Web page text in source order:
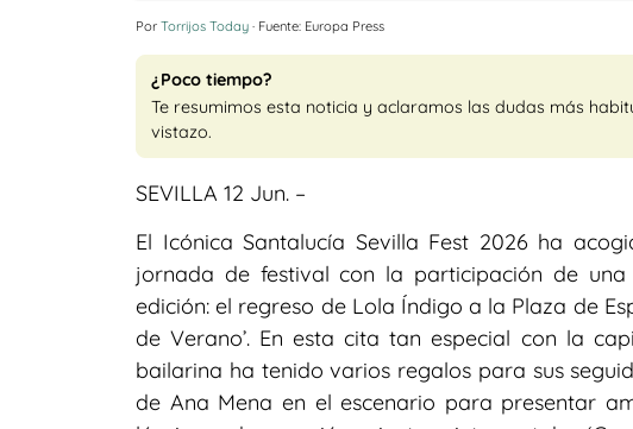
Por Torrijos Today · Fuente: Europa Press
¿Poco tiempo?
Te resumimos esta noticia y aclaramos las dudas más
vistazo.
SEVILLA 12 Jun. –
El Icónica Santalucía Sevilla Fest 2026 ha
jornada de festival con la participación de
edición: el regreso de Lola Índigo a la Plaza de
de Verano’. En esta cita tan especial con la
bailarina ha tenido varios regalos para sus
de Ana Mena en el escenario para presentar